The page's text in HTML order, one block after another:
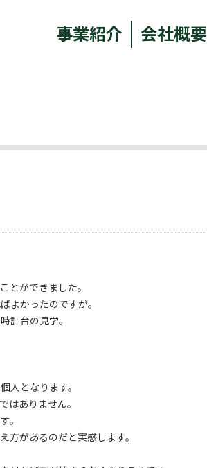
事業紹介 会社概要
とができました。
よかったのですが。
計台の見学。
人となります。
はありません。
。
方があるのだと実感します。